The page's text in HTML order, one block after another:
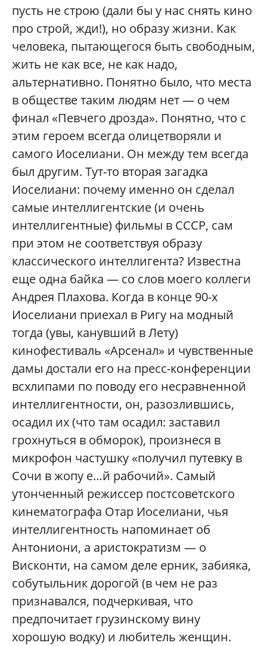
пусть не строю (дали бы у нас снять кино
про строй, жди!), но образу жизни. Как
человека, пытающегося быть свободным,
жить не как все, не как надо,
альтернативно. Понятно было, что места
в обществе таким людям нет — о чем
финал «Певчего дрозда». Понятно, что с
этим героем всегда олицетворяли и
самого Иоселиани. Он между тем всегда
был другим. Тут-то вторая загадка
Иоселиани: почему именно он сделал
самые интеллигентские (и очень
интеллигентные) фильмы в СССР, сам
при этом не соответствуя образу
классического интеллигента? Известна
еще одна байка — со слов моего коллеги
Андрея Плахова. Когда в конце 90-х
Иоселиани приехал в Ригу на модный
тогда (увы, канувший в Лету)
кинофестиваль «Арсенал» и чувственные
дамы достали его на пресс-конференции
всхлипами по поводу его несравненной
интеллигентности, он, разозлившись,
осадил их (что там осадил: заставил
грохнуться в обморок), произнеся в
микрофон частушку «получил путевку в
Сочи в жопу е…й рабочий». Самый
утонченный режиссер постсоветского
кинематографа Отар Иоселиани, чья
интеллигентность напоминает об
Антониони, а аристократизм — о
Висконти, на самом деле ерник, забияка,
собутыльник дорогой (в чем не раз
признавался, подчеркивая, что
предпочитает грузинскому вину
хорошую водку) и любитель женщин.